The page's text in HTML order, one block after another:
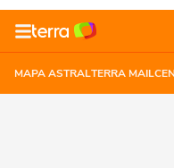
MAPA ASTRALTERRA MAIL